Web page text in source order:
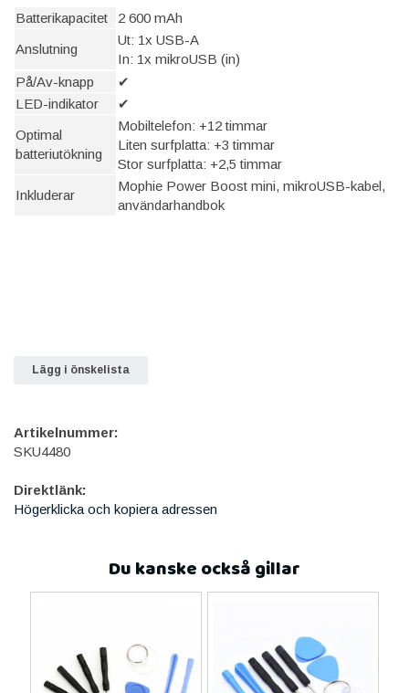
Batterikapacitet
2 600 mAh
Anslutning
Ut: 1x USB-A
In: 1x mikroUSB (in)
På/Av-knapp
✔
LED-indikator
✔
Optimal
batteriutökning
Mobiltelefon: +12 timmar
Liten surfplatta: +3 timmar
Stor surfplatta: +2,5 timmar
Inkluderar
Mophie Power Boost mini, mikroUSB-kabel,
användarhandbok
Lägg i önskelista
Artikelnummer:
SKU4480
Direktlänk:
Högerklicka och kopiera adressen
Du kanske också gillar